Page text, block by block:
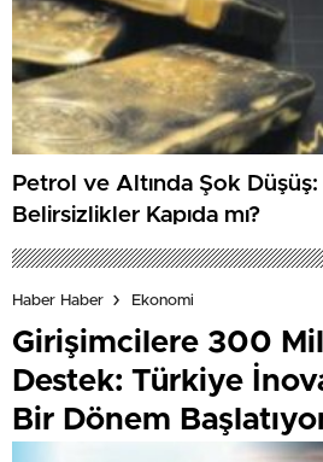
Petrol ve Altında Şok
Belirsizlikler Kapıda mı?
Haber Haber Ekonomi
Girişimcilere 300
Destek: Türkiye
Bir Dönem